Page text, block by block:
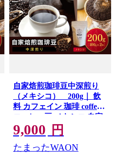
自家焙煎珈琲豆中深煎り
（メキシコ） 200g｜ 飲
料 カフェイン 珈琲 coffee
コーヒー豆 メキシコ 自家
焙煎珈琲豆 中深煎り 伊那
長野 信州 ふるさと納税
【009-60】
9,000 円
たまったWAON